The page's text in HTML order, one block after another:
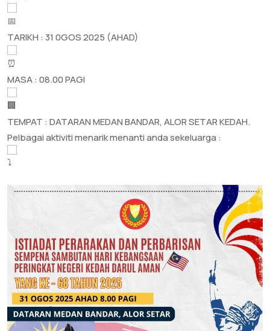
TARIKH : 31 0GOS 2025 (AHAD)
MASA : 08.00 PAGI
TEMPAT : DATARAN MEDAN BANDAR, ALOR SETAR KEDAH.
Pelbagai aktiviti menarik menanti anda sekeluarga :